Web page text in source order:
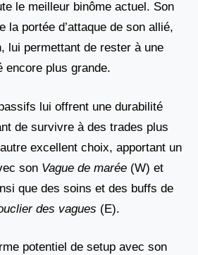
le meilleur binôme actuel. Son
la portée d’attaque de son allié,
lui permettant de rester à une
encore plus grande.
lui offrent une durabilité
de survivre à des trades plus
excellent choix, apportant un
son Vague de marée (W) et
que des soins et des buffs de
des vagues (E).
potentiel de setup avec son